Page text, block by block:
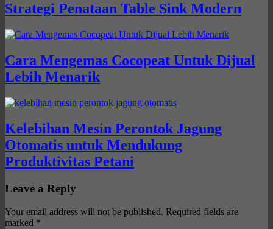
Strategi Penataan Table Sink Modern
Cara Mengemas Cocopeat Untuk Dijual
Lebih Menarik
Kelebihan Mesin Perontok Jagung
Otomatis untuk Mendukung
Produktivitas Petani
Leave a Reply
Your email address will not be published. Required fields are
marked *